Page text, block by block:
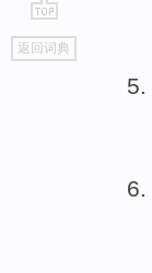
go
top
返回词典